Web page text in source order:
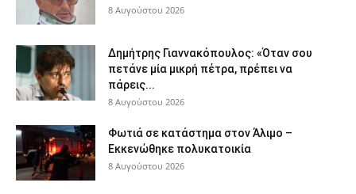
8 Αυγούστου 2026
Δημήτρης Γιαννακόπουλος: «Όταν σου
πετάνε μία μικρή πέτρα, πρέπει να
πάρεις...
8 Αυγούστου 2026
Φωτιά σε κατάστημα στον Άλιμο –
Εκκενώθηκε πολυκατοικία
8 Αυγούστου 2026